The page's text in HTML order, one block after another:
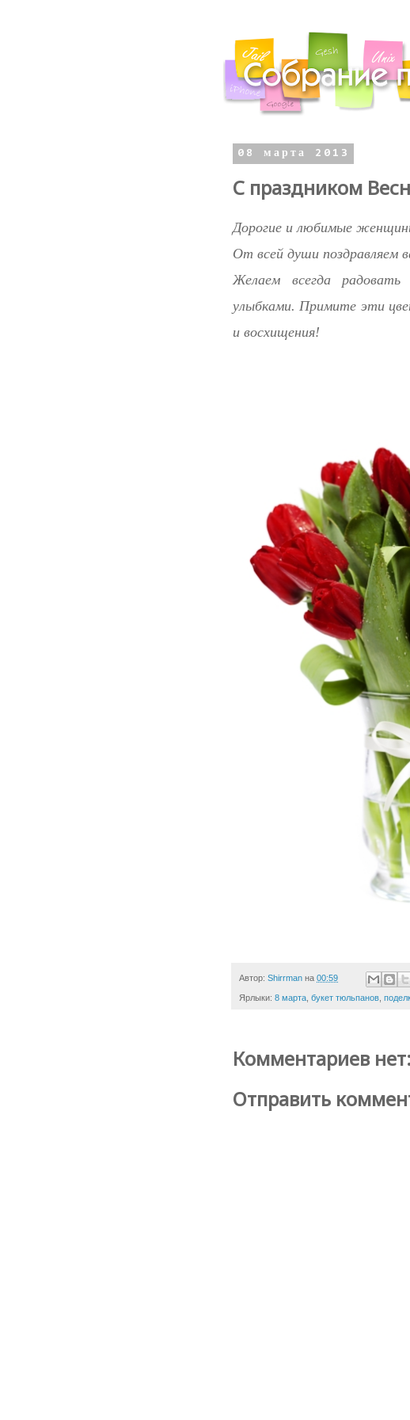
08 марта 2013
С праздником
Дорогие и любимые
От всей души поздравляем
Желаем всегда
улыбками. Примите эти
и восхищения!
Автор: Shirrman на 00:59
Ярлыки: 8 марта букет тюльпанов
Комментариев нет:
Отправить